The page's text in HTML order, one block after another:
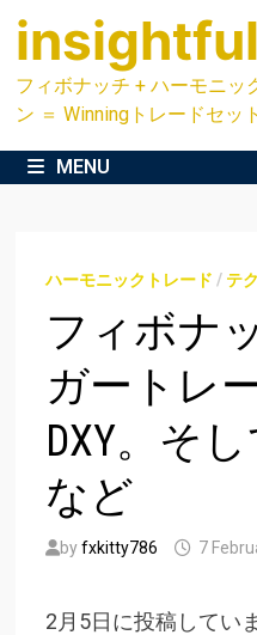
Skip
content
フィボナッチ + ハーモニッ
ン ＝ Winningトレードセッ
MENU
ハーモニックトレード / テ
フィボナ
ガートレ
DXY。そ
など
byfxkitty786 7
2月5日に投稿してい